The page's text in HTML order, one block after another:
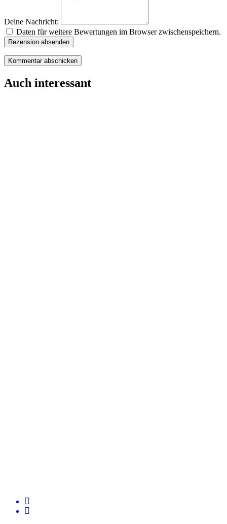
Deine Nachricht:
Daten für weitere Bewertungen im Browser zwischenspeichern.
Rezension absenden
Auch interessant